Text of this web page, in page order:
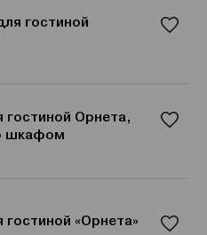
гостиной
гостиной Орнета,
шкафом
гостиной «Орнета»